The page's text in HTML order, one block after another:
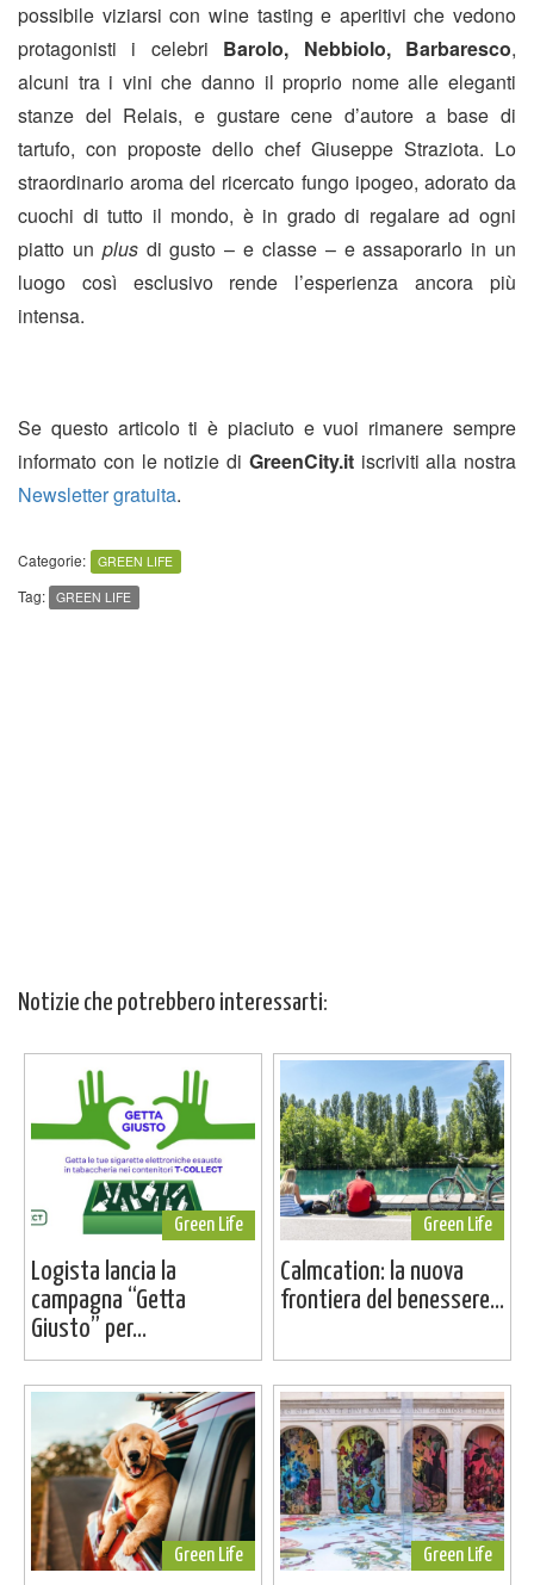
possibile viziarsi con wine tasting e aperitivi che vedono
protagonisti i celebri Barolo, Nebbiolo, Barbaresco,
alcuni tra i vini che danno il proprio nome alle eleganti
stanze del Relais, e gustare cene d’autore a base di
tartufo, con proposte dello chef Giuseppe Straziota. Lo
straordinario aroma del ricercato fungo ipogeo, adorato da
cuochi di tutto il mondo, è in grado di regalare ad ogni
piatto un plus di gusto – e classe – e assaporarlo in un
luogo così esclusivo rende l’esperienza ancora più
intensa.
Se questo articolo ti è piaciuto e vuoi rimanere sempre
informato con le notizie di GreenCity.itiscriviti alla nostra
Newsletter gratuita.
Categorie: GREEN LIFE
Tag: GREEN LIFE
Notizie che potrebbero interessarti:
Green Life
Logista lancia la
campagna “Getta
Giusto” per...
Green Life
Calmcation: la nuova
frontiera del benessere...
Green Life Green Life